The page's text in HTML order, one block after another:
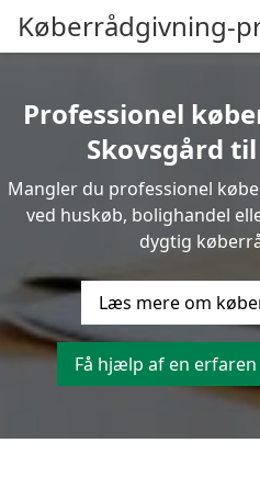
Køberrådgivning-
Professionel
Skovsgård
Mangler du professionel
ved huskøb, bolighandel
dygtig
Læs mere om
Få hjælp af en